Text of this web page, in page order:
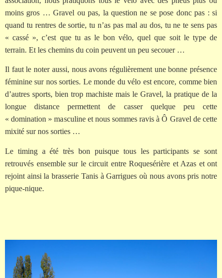
moins gros … Gravel ou pas, la question ne se pose donc pas : si
quand tu rentres de sortie, tu n’as pas mal au dos, tu ne te sens pas
« cassé », c’est que tu as le bon vélo, quel que soit le type de
terrain. Et les chemins du coin peuvent un peu secouer …
Il faut le noter aussi, nous avons régulièrement une bonne présence
féminine sur nos sorties. Le monde du vélo est encore, comme bien
d’autres sports, bien trop machiste mais le Gravel, la pratique de la
longue distance permettent de casser quelque peu cette
« domination » masculine et nous sommes ravis à Ô Gravel de cette
mixité sur nos sorties …
Le timing a été très bon puisque tous les participants se sont
retrouvés ensemble sur le circuit entre Roquesérière et Azas et ont
rejoint ainsi la brasserie Tanis à Garrigues où nous avons pris notre
pique-nique.